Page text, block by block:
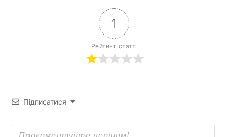
1
Рейтинг статті
Підписатися